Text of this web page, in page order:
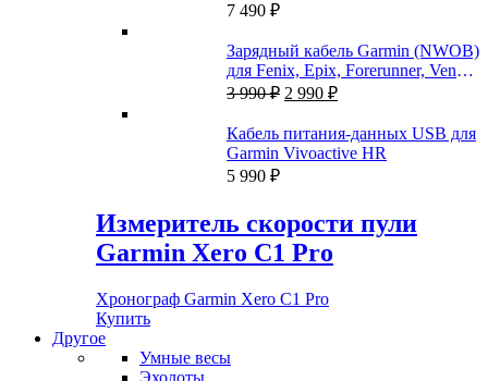
7 490 ₽
Зарядный кабель Garmin (NWOB)
для Fenix, Epix, Forerunner, Venu,
Tactix
3 990₽ Первоначальная
составляла
3
2 990 ₽Текущая
2
990 ₽.
Кабель питания-данных USB для
Garmin Vivoactive HR
5 990 ₽
Измеритель скорости пули
Garmin Xero C1 Pro
Хронограф Garmin Xero C1 Pro
Купить
Другое
Умные весы